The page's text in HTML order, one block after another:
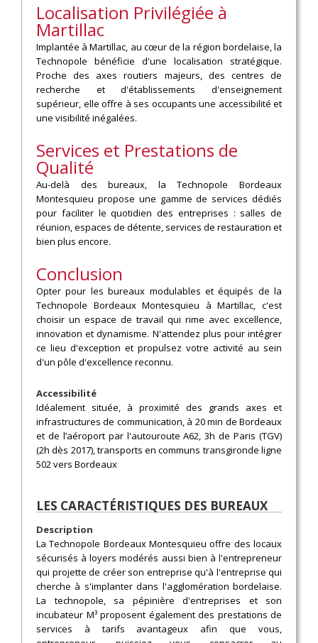
Localisation Privilégiée à
Martillac
Implantée à Martillac, au cœur de la région bordelaise, la
Technopole bénéficie d'une localisation stratégique.
Proche des axes routiers majeurs, des centres de
recherche et d'établissements d'enseignement
supérieur, elle offre à ses occupants une accessibilité et
une visibilité inégalées.
Services et Prestations de
Qualité
Au-delà des bureaux, la Technopole Bordeaux
Montesquieu propose une gamme de services dédiés
pour faciliter le quotidien des entreprises : salles de
réunion, espaces de détente, services de restauration et
bien plus encore.
Conclusion
Opter pour les bureaux modulables et équipés de la
Technopole Bordeaux Montesquieu à Martillac, c'est
choisir un espace de travail qui rime avec excellence,
innovation et dynamisme. N'attendez plus pour intégrer
ce lieu d'exception et propulsez votre activité au sein
d'un pôle d'excellence reconnu.
Accessibilité
Idéalement située, à proximité des grands axes et
infrastructures de communication, à 20 min de Bordeaux
et de l’aéroport par l'autouroute A62, 3h de Paris (TGV)
(2h dès 2017), transports en communs transgironde ligne
502 vers Bordeaux
LES CARACTÉRISTIQUES DES BUREAUX
Description
La Technopole Bordeaux Montesquieu offre des locaux
sécurisés à loyers modérés aussi bien à l'entrepreneur
qui projette de créer son entreprise qu'à l'entreprise qui
cherche à s'implanter dans l'agglomération bordelaise.
La technopole, sa pépinière d'entreprises et son
incubateur M³ proposent également des prestations de
services à tarifs avantageux afin que vous,